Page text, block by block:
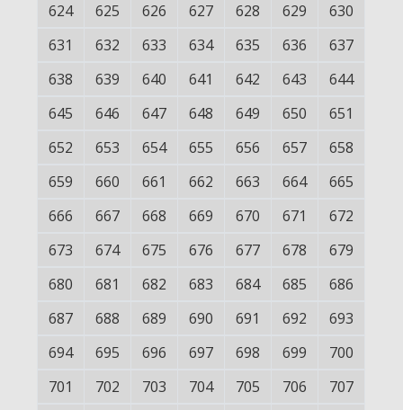
624
625 626 627 628 629
630
631
632 633 634 635 636
637
638
639 640 641 642 643
644
645
646 647 648 649 650
651
652
653 654 655 656 657
658
659
660 661 662 663 664
665
666
667 668 669 670 671
672
673
674 675 676 677 678
679
680
681 682 683 684 685
686
687
688 689 690 691 692
693
694
695 696 697 698 699
700
701
702 703 704 705 706
707